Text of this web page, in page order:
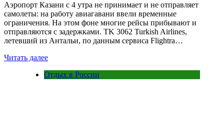
Аэропорт Казани с 4 утра не принимает и не отправляет
самолеты: на работу авиагавани ввели временные
ограничения. На этом фоне многие рейсы прибывают и
отправляются с задержками. TK 3062 Turkish Airlines,
летевший из Антальи, по данным сервиса Flightra…
Читать далее
Отдых в России